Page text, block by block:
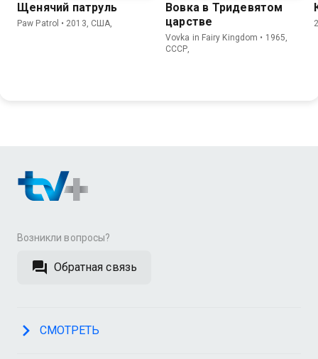
Щенячий патруль
Paw Patrol • 2013, США,
Вовка в Тридевятом
царстве
Vovka in Fairy Kingdom • 1965,
СССР,
Возникли вопросы?
Обратная связь
СМОТРЕТЬ